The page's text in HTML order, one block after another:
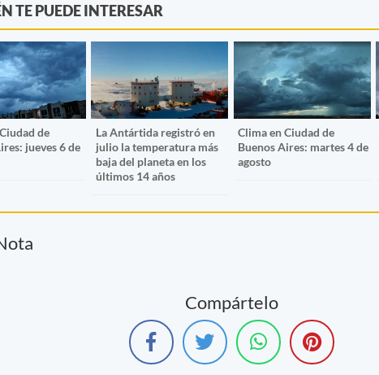
TE PUEDE INTERESAR
de
jueves 6 de
La Antártida registró en
julio la temperatura más
baja del planeta en los
últimos 14 años
Clima en Ciudad de
Buenos Aires: martes 4 de
agosto
Compártelo